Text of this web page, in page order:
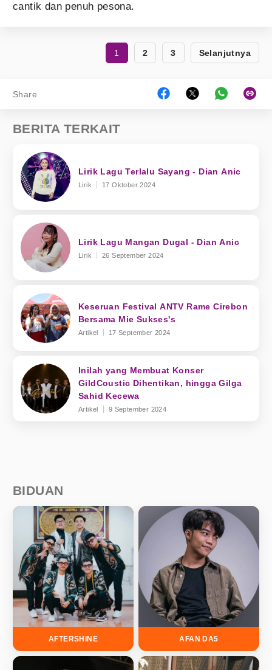
cantik dan penuh pesona.
1 2 3 Selanjutnya
Share
BERITA TERKAIT
Lirik Lagu Terlalu Sayang - Dian Anic
Lirik 17 Oktober 2024
Lirik Lagu Mangan Dugal - Dian Anic
Lirik 26 September 2024
Keseruan Festival ANTV Rame Cirebon
Bersama Mie Sukses's
Artikel 17 September 2024
Inilah yang Membuat Konser
GildCoustic Dihentikan, hingga Gilga
Sahid Kecewa
Artikel 9 September 2024
BIDUAN
AFTERSHINE AFAN DA5